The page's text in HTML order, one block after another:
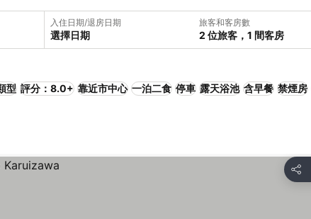
入住日期/退房日期
選擇日期
旅客和客房數
2 位旅客，1 間客房
型 評分：8.0+ 靠近市中心 一泊二食 停車 露天浴池 含早餐 禁煙房
分享